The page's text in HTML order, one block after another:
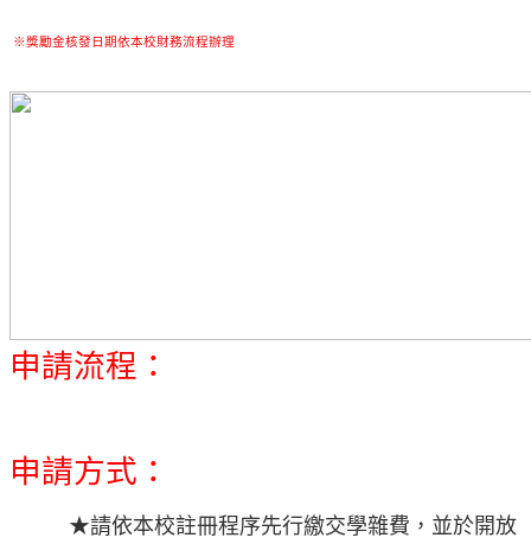
※獎勵金核發日期依本校財務流程辦理
申請流程：
申請方式：
★請依本校註冊程序先行繳交學雜費，並於開放